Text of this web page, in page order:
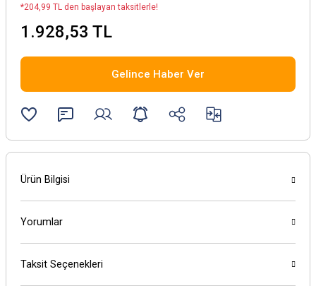
*204,99 TL den başlayan taksitlerle!
1.928,53 TL
Gelince Haber Ver
Ürün Bilgisi
Yorumlar
Taksit Seçenekleri